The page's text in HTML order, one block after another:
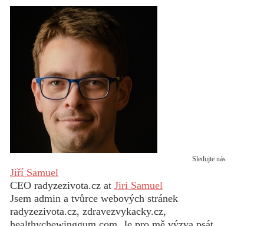
Sledujte nás
Jiří Samuel
CEO radyzezivota.cz atJiri Samuel
Jsem admin a tvůrce webových stránek
radyzezivota.cz, zdravezvykacky.cz,